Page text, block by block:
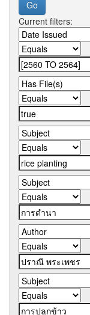
Current filters: